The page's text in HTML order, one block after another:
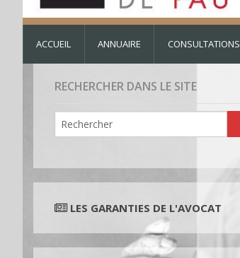
ACCUEIL ANNUAIRE CONSULTATIONS
RECHERCHER DANS LE SITE
LES GARANTIES DE L'AVOCAT